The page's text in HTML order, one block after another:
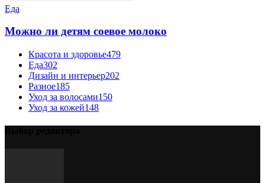
Еда
Можно ли детям соевое молоко
Красота и здоровье479
Еда302
Дизайн и интерьер202
Разное185
Уход за волосами150
Уход за кожей148